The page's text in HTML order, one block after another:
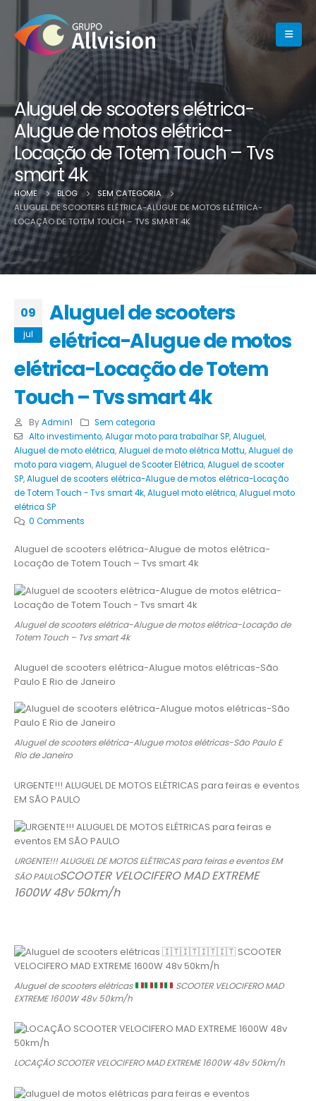
Aluguel de scooters elétrica-
Alugue de motos elétrica-
Locação de Totem Touch – Tvs
smart 4k
HOME BLOG
SEM CATEGORIA
ALUGUEL DE SCOOTERS ELÉTRICA-ALUGUE DE MOTOS ELÉTRICA-
LOCAÇÃO DE TOTEM TOUCH – TVS SMART 4K
09
jul
Aluguel de scooters
elétrica-Alugue de motos
elétrica-Locação de Totem
Touch – Tvs smart 4k
By Admin1
Sem categoria
Alto investimento,Alugar moto para trabalhar SP,Aluguel,
Aluguel de moto elétrica,Aluguel de moto elétrica Mottu,Aluguel de
moto para viagem,Aluguel de Scooter Elétrica,Aluguel de scooter
SP,Aluguel de scooters elétrica-Alugue de motos elétrica-Locação
de Totem Touch - Tvs smart 4k,Aluguel moto elétrica,Aluguel moto
elétrica SP
0 Comments
Aluguel de scooters elétrica-Alugue de motos elétrica-
Locação de Totem Touch – Tvs smart 4k
Aluguel de scooters elétrica-Alugue de motos elétrica-Locação de
Totem Touch – Tvs smart 4k
Aluguel de scooters elétrica-Alugue motos elétricas-São
Paulo E Rio de Janeiro
Aluguel de scooters elétrica-Alugue motos elétricas-São Paulo E
Rio de Janeiro
URGENTE!!! ALUGUEL DE MOTOS ELÉTRICAS para feiras e eventos
EM SÃO PAULO
URGENTE!!! ALUGUEL DE MOTOS ELÉTRICAS para feiras e eventos EM
SÃO PAULOSCOOTER VELOCIFERO MAD EXTREME
1600W 48v 50km/h
Aluguel de scooters elétricas
SCOOTER VELOCIFERO MAD
EXTREME 1600W 48v 50km/h
LOCAÇÃO SCOOTER VELOCIFERO MAD EXTREME 1600W 48v 50km/h